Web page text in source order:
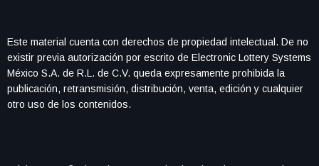
Este material cuenta con derechos de propiedad intelectual. De no
existir previa autorización por escrito de Electronic Lottery Systems
México S.A. de R.L. de C.V. queda expresamente prohibida la
publicación, retransmisión, distribución, venta, edición y cualquier
otro uso de los contenidos.